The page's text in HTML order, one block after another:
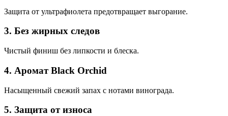
Защита от ультрафиолета предотвращает выгорание.
3. Без жирных следов
Чистый финиш без липкости и блеска.
4. Аромат Black Orchid
Насыщенный свежий запах с нотами винограда.
5. Защита от износа